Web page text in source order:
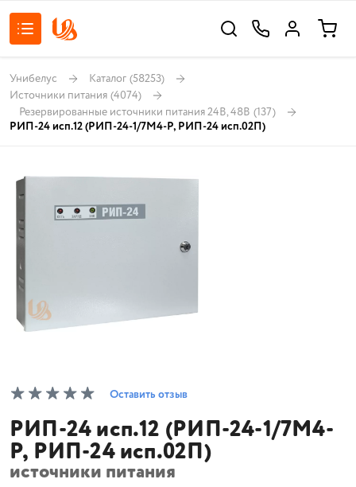
Унибелус Каталог (58253)
Источники питания (4074)
Резервированные источники питания 24В, 48В (137)
РИП-24 исп.12 (РИП-24-1/7М4-P, РИП-24 исп.02П)
Оставить отзыв
РИП-24 исп.12 (РИП-24-1/7М4-
P, РИП-24 исп.02П)
источники питания